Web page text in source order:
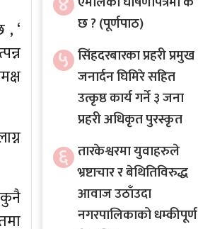
‘
छ ? (पूर्णपाठ)
५ सिंहदरबारका प्रहरी प्रमुख
जनार्दन घिमिरे सहित
उत्कृष्ठ कार्य गर्ने ३ जना
प्रहरी अधिकृत पुरस्कृत
६ तारकेश्वरमा युवाहरुले
भ्रष्टाचार र बेथितिविरुद्ध
आवाज उठाँउदा
नगरपालिकाको धम्कीपूर्ण